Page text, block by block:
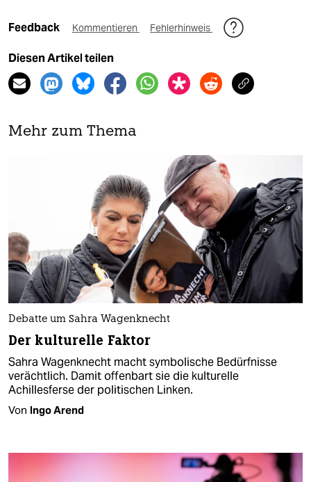
Feedback Kommentieren Fehlerhinweis
Diesen Artikel teilen
Mehr zum Thema
Debatte um Sahra Wagenknecht
Der kulturelle Faktor
Sahra Wagenknecht macht symbolische Bedürfnisse
verächtlich. Damit offenbart sie die kulturelle
Achillesferse der politischen Linken.
Von Ingo Arend